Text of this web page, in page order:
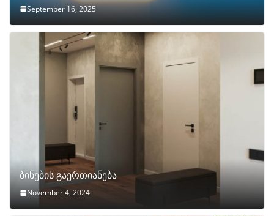
September 16, 2025
ბინების გაერთიანება
November 4, 2024